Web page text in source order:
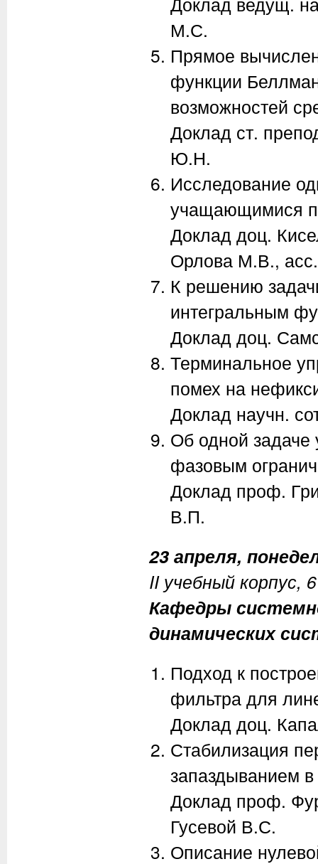
М.С.
Прямое
функции
возможностей
Доклад ст.
Ю.Н.
Исследование
учащающимися
Доклад доц.
Орлова М.В.,
К решению
интегральным
Доклад доц.
Терминальное
помех на
Доклад научн.
Об одной задаче
фазовым
Доклад проф.
В.П.
23 апреля,
II учебный корпус,
Кафедры
динамических
Подход к
фильтра для
Доклад доц.
Стабилизация
запаздыванием
Доклад проф.
Гусевой В.С.
Описание